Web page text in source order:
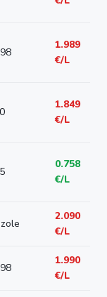
1.989
€/L
1.849
€/L
0.758
€/L
2.090
€/L
1.990
€/L